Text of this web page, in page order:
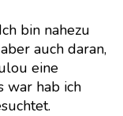
bin nahezu
auch daran,
eine
war hab ich